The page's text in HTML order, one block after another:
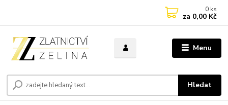
Menu
Hledat
0 ks
za 0,00 Kč